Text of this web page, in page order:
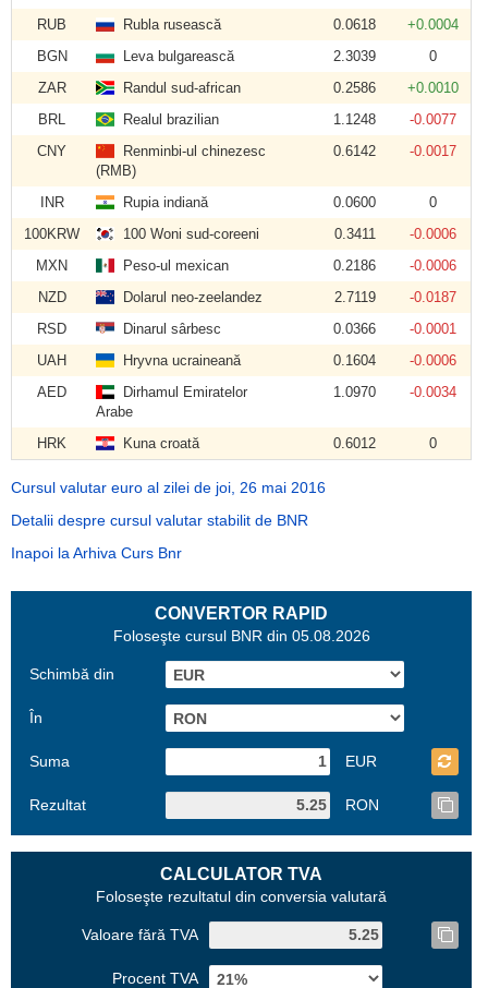
RUB
Rubla rusească 0.0618
+0.0004
BGN
Leva bulgarească 2.3039
0
ZAR
Randul sud-african 0.2586
+0.0010
BRL
Realul brazilian 1.1248
-0.0077
CNY
Renminbi-ul chinezesc
(RMB)
0.6142 -0.0017
INR Rupia indiană 0.0600
0
100KRW
100 Woni sud-coreeni 0.3411
-0.0006
MXN
Peso-ul mexican 0.2186
-0.0006
NZD
Dolarul neo-zeelandez 2.7119
-0.0187
RSD
Dinarul sârbesc 0.0366
-0.0001
UAH
Hryvna ucraineană 0.1604
-0.0006
AED
Dirhamul Emiratelor
Arabe
1.0970 -0.0034
HRK Kuna croată 0.6012 0
Cursul valutar euro al zilei de joi, 26 mai 2016
Detalii despre cursul valutar stabilit de BNR
Inapoi la Arhiva Curs Bnr
CONVERTOR RAPID
Foloseşte cursul BNR din 05.08.2026
Schimbă din
În
Suma EUR
Rezultat RON
CALCULATOR TVA
Foloseşte rezultatul din conversia valutară
Valoare fără TVA
Procent TVA